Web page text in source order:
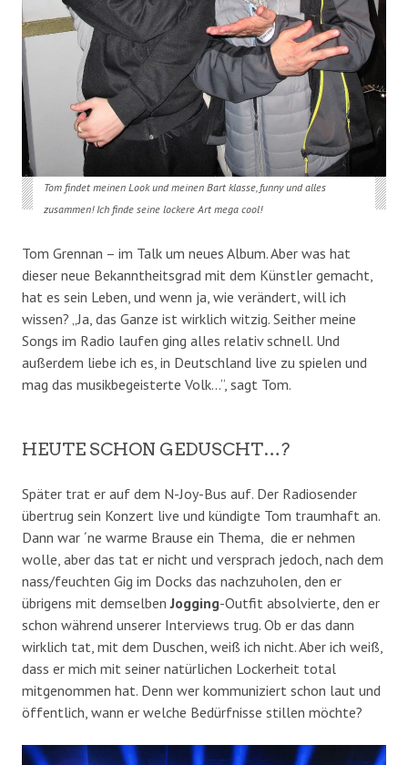
Tom findet meinen Look und meinen Bart klasse, funny und alles
zusammen! Ich finde seine lockere Art mega cool!
Tom Grennan – im Talk um neues Album. Aber was hat
dieser neue Bekanntheitsgrad mit dem Künstler gemacht,
hat es sein Leben, und wenn ja, wie verändert, will ich
wissen? „Ja, das Ganze ist wirklich witzig. Seither meine
Songs im Radio laufen ging alles relativ schnell. Und
außerdem liebe ich es, in Deutschland live zu spielen und
mag das musikbegeisterte Volk…“, sagt Tom.
HEUTE SCHON GEDUSCHT…?
Später trat er auf dem N-Joy-Bus auf. Der Radiosender
übertrug sein Konzert live und kündigte Tom traumhaft an.
Dann war ´ne warme Brause ein Thema, die er nehmen
wolle, aber das tat er nicht und versprach jedoch, nach dem
nass/feuchten Gig im Docks das nachzuholen, den er
übrigens mit demselbenJogging-Outfit absolvierte, den er
schon während unserer Interviews trug. Ob er das dann
wirklich tat, mit dem Duschen, weiß ich nicht. Aber ich weiß,
dass er mich mit seiner natürlichen Lockerheit total
mitgenommen hat. Denn wer kommuniziert schon laut und
öffentlich, wann er welche Bedürfnisse stillen möchte?